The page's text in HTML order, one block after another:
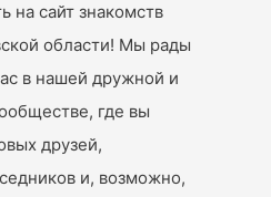
на сайт знакомств
области! Мы рады
в нашей дружной и
где вы
друзей,
и, возможно,